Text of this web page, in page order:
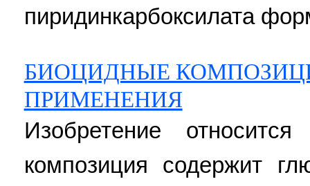
пиридинкарбоксилата
БИОЦИДНЫЕ
ПРИМЕНЕНИЯ
Изобретение
композиция содержит